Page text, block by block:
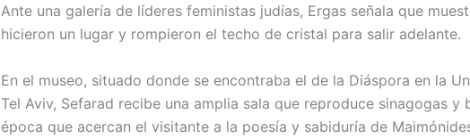
Ante una galería de líderes feministas judías, Ergas señala que
hicieron un lugar y rompieron el techo de cristal para salir adelante.
En el museo, situado donde se encontraba el de la Diáspora en la
Tel Aviv, Sefarad recibe una amplia sala que reproduce sinagogas y
época que acercan el visitante a la poesía y sabiduría de